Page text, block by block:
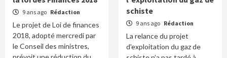
9 ans ago Rédaction
Le projet de Loi de finances
2018, adopté mercredi par
le Conseil des ministres,
schiste
9 ans ago Rédaction
La relance du projet
d'exploitation du gaz de